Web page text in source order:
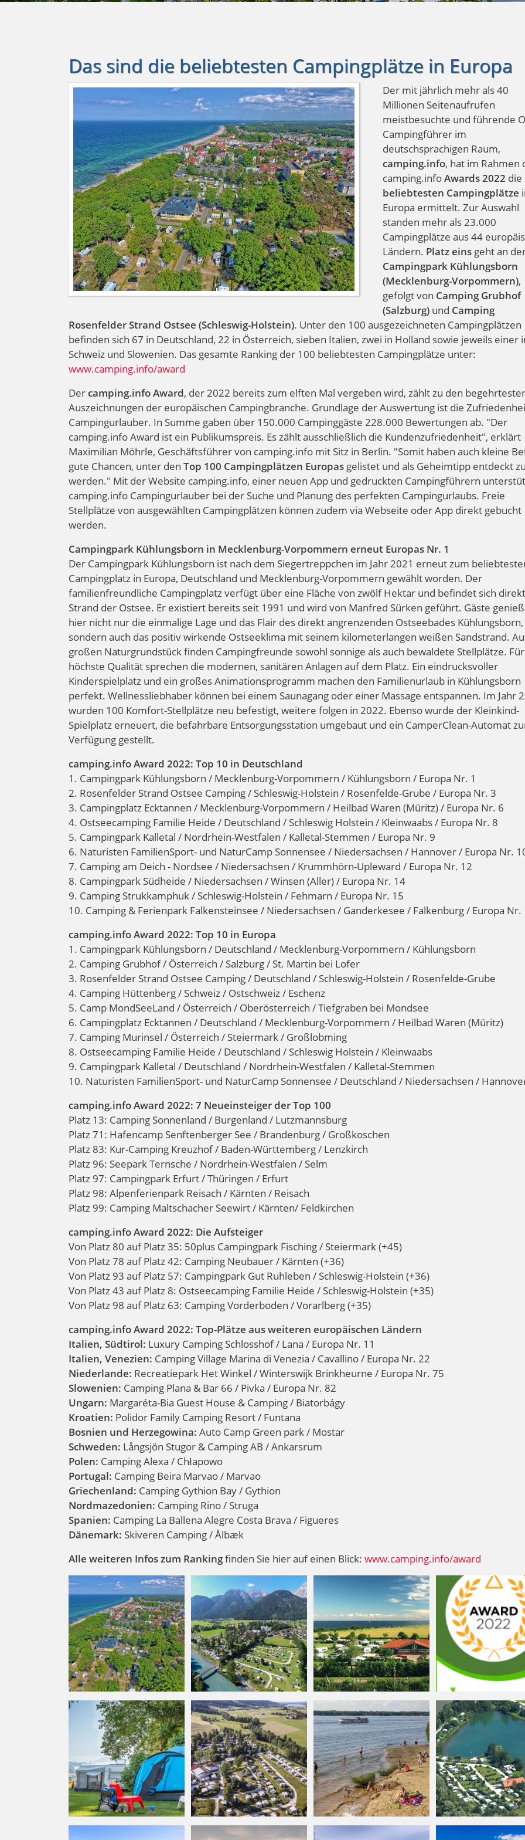
Das sind die beliebtesten Campingplätze in Europa
Der mit jährlich mehr als 40
Millionen Seitenaufrufen
meistbesuchte und führende
Campingführer im
deutschsprachigen Raum,
camping.info, hat im Rahmen
camping.infoAwards 2022 die
beliebtesten Campingplätze
Europa ermittelt. Zur Auswahl
standen mehr als 23.000
Campingplätze aus 44
Ländern. Platz eins geht an
Campingpark Kühlungsborn
(Mecklenburg-Vorpommern),
gefolgt von Camping Grubhof
(Salzburg) und Camping
Rosenfelder Strand Ostsee (Schleswig-Holstein). Unter den 100 ausgezeichneten Campingplätzen
befinden sich 67 in Deutschland, 22 in Österreich, sieben Italien, zwei in Holland sowie jeweils einer
Schweiz und Slowenien. Das gesamte Ranking der 100 beliebtesten Campingplätze unter:
www.camping.info/award
Dercamping.info Award, der 2022 bereits zum elften Mal vergeben wird, zählt zu den
Auszeichnungen der europäischen Campingbranche. Grundlage der Auswertung ist die
Campingurlauber. In Summe gaben über 150.000 Campinggäste 228.000 Bewertungen ab. "Der
camping.info Award ist ein Publikumspreis. Es zählt ausschließlich die Kundenzufriedenheit", erklärt
Maximilian Möhrle, Geschäftsführer von camping.info mit Sitz in Berlin. "Somit haben auch kleine
gute Chancen, unter den Top 100 Campingplätzen Europas gelistet und als Geheimtipp entdeckt
werden." Mit der Website camping.info, einer neuen App und gedruckten Campingführern
camping.info Campingurlauber bei der Suche und Planung des perfekten Campingurlaubs. Freie
Stellplätze von ausgewählten Campingplätzen können zudem via Webseite oder App direkt gebucht
werden.
Campingpark Kühlungsborn in Mecklenburg-Vorpommern erneut Europas Nr. 1
Der Campingpark Kühlungsborn ist nach dem Siegertreppchen im Jahr 2021 erneut zum
Campingplatz in Europa, Deutschland und Mecklenburg-Vorpommern gewählt worden. Der
familienfreundliche Campingplatz verfügt über eine Fläche von zwölf Hektar und befindet sich
Strand der Ostsee. Er existiert bereits seit 1991 und wird von Manfred Sürken geführt. Gäste
hier nicht nur die einmalige Lage und das Flair des direkt angrenzenden Ostseebades Kühlungsborn,
sondern auch das positiv wirkende Ostseeklima mit seinem kilometerlangen weißen Sandstrand.
großen Naturgrundstück finden Campingfreunde sowohl sonnige als auch bewaldete Stellplätze. Für
höchste Qualität sprechen die modernen, sanitären Anlagen auf dem Platz. Ein eindrucksvoller
Kinderspielplatz und ein großes Animationsprogramm machen den Familienurlaub in Kühlungsborn
perfekt. Wellnessliebhaber können bei einem Saunagang oder einer Massage entspannen. Im Jahr
wurden 100 Komfort-Stellplätze neu befestigt, weitere folgen in 2022. Ebenso wurde der Kleinkind-
Spielplatz erneuert, die befahrbare Entsorgungsstation umgebaut und ein CamperClean-Automat
Verfügung gestellt.
camping.info Award 2022: Top 10 in Deutschland
1. Campingpark Kühlungsborn / Mecklenburg-Vorpommern / Kühlungsborn / Europa Nr. 1
2. Rosenfelder Strand Ostsee Camping / Schleswig-Holstein / Rosenfelde-Grube / Europa Nr. 3
3. Campingplatz Ecktannen / Mecklenburg-Vorpommern / Heilbad Waren (Müritz) / Europa Nr. 6
4. Ostseecamping Familie Heide / Deutschland / Schleswig Holstein / Kleinwaabs / Europa Nr. 8
5. Campingpark Kalletal / Nordrhein-Westfalen / Kalletal-Stemmen / Europa Nr. 9
6. Naturisten FamilienSport- und NaturCamp Sonnensee / Niedersachsen / Hannover / Europa Nr.
7. Camping am Deich - Nordsee / Niedersachsen / Krummhörn-Upleward / Europa Nr. 12
8. Campingpark Südheide / Niedersachsen / Winsen (Aller) / Europa Nr. 14
9. Camping Strukkamphuk / Schleswig-Holstein / Fehmarn / Europa Nr. 15
10. Camping & Ferienpark Falkensteinsee / Niedersachsen / Ganderkesee / Falkenburg / Europa Nr.
camping.info Award 2022: Top 10 in Europa
1. Campingpark Kühlungsborn / Deutschland / Mecklenburg-Vorpommern / Kühlungsborn
2. Camping Grubhof / Österreich / Salzburg / St. Martin bei Lofer
3. Rosenfelder Strand Ostsee Camping / Deutschland / Schleswig-Holstein / Rosenfelde-Grube
4. Camping Hüttenberg / Schweiz / Ostschweiz / Eschenz
5. Camp MondSeeLand / Österreich / Oberösterreich / Tiefgraben bei Mondsee
6. Campingplatz Ecktannen / Deutschland / Mecklenburg-Vorpommern / Heilbad Waren (Müritz)
7. Camping Murinsel / Österreich / Steiermark / Großlobming
8. Ostseecamping Familie Heide / Deutschland / Schleswig Holstein / Kleinwaabs
9. Campingpark Kalletal / Deutschland / Nordrhein-Westfalen / Kalletal-Stemmen
10. Naturisten FamilienSport- und NaturCamp Sonnensee / Deutschland / Niedersachsen /
camping.info Award 2022: 7 Neueinsteiger der Top 100
Platz 13: Camping Sonnenland / Burgenland / Lutzmannsburg
Platz 71: Hafencamp Senftenberger See / Brandenburg / Großkoschen
Platz 83: Kur-Camping Kreuzhof / Baden-Württemberg / Lenzkirch
Platz 96: Seepark Ternsche / Nordrhein-Westfalen / Selm
Platz 97: Campingpark Erfurt / Thüringen / Erfurt
Platz 98: Alpenferienpark Reisach / Kärnten / Reisach
Platz 99: Camping Maltschacher Seewirt / Kärnten/ Feldkirchen
camping.info Award 2022: Die Aufsteiger
Von Platz 80 auf Platz 35: 50plus Campingpark Fisching / Steiermark (+45)
Von Platz 78 auf Platz 42: Camping Neubauer / Kärnten (+36)
Von Platz 93 auf Platz 57: Campingpark Gut Ruhleben / Schleswig-Holstein (+36)
Von Platz 43 auf Platz 8: Ostseecamping Familie Heide / Schleswig-Holstein (+35)
Von Platz 98 auf Platz 63: Camping Vorderboden / Vorarlberg (+35)
camping.info Award 2022: Top-Plätze aus weiteren europäischen Ländern
Italien, Südtirol: Luxury Camping Schlosshof / Lana / Europa Nr. 11
Italien, Venezien: Camping Village Marina di Venezia / Cavallino / Europa Nr. 22
Niederlande: Recreatiepark Het Winkel / Winterswijk Brinkheurne / Europa Nr. 75
Slowenien: Camping Plana & Bar 66 / Pivka / Europa Nr. 82
Ungarn: Margaréta-Bia Guest House & Camping / Biatorbágy
Kroatien: Polidor Family Camping Resort / Funtana
Bosnien und Herzegowina: Auto Camp Green park / Mostar
Schweden: Långsjön Stugor & Camping AB / Ankarsrum
Polen: Camping Alexa / Chłapowo
Portugal: Camping Beira Marvao / Marvao
Griechenland: Camping Gythion Bay / Gythion
Nordmazedonien: Camping Rino / Struga
Spanien: Camping La Ballena Alegre Costa Brava / Figueres
Dänemark: Skiveren Camping / Ålbæk
Alle weiteren Infos zum Rankingfinden Sie hier auf einen Blick: www.camping.info/award